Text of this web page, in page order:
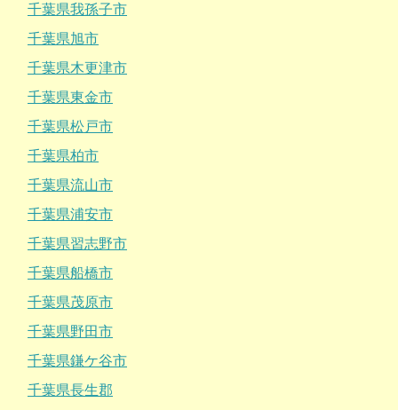
千葉県我孫子市
千葉県旭市
千葉県木更津市
千葉県東金市
千葉県松戸市
千葉県柏市
千葉県流山市
千葉県浦安市
千葉県習志野市
千葉県船橋市
千葉県茂原市
千葉県野田市
千葉県鎌ケ谷市
千葉県長生郡